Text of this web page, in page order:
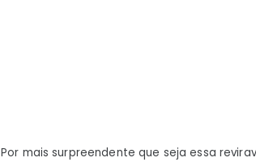
Por mais surpreendente que seja essa